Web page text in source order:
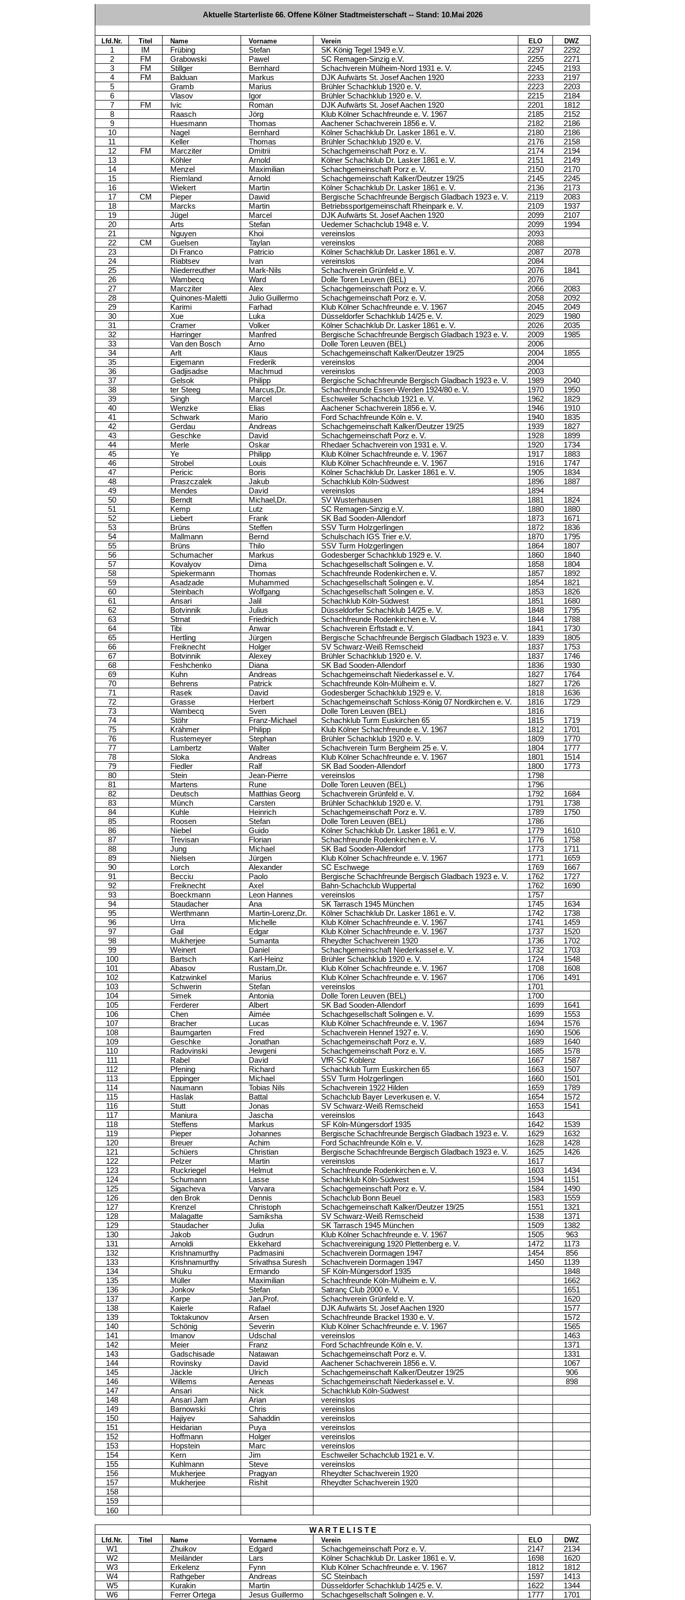
Aktuelle Starterliste 66. Offene Kölner Stadtmeisterschaft -- Stand: 10.Mai 2026
Lfd.Nr. Titel Name Vorname Verein ELO DWZ
1 IM Frübing Stefan SK König Tegel 1949 e.V. 2297
2292
2
FM Grabowski Pawel SC Remagen-Sinzig e.V. 2255
2271
3
FM Stillger Bernhard Schachverein Mülheim-Nord 1931 e. V. 2245
2193
4
FM Balduan Markus DJK Aufwärts St. Josef Aachen 1920 2233
2197
5
Gramb Marius Brühler Schachklub 1920 e. V. 2223
2203
6
Vlasov Igor Brühler Schachklub 1920 e. V. 2215
2184
7
FM Ivic Roman DJK Aufwärts St. Josef Aachen 1920 2201
1812
8
Raasch Jörg Klub Kölner Schachfreunde e. V. 1967 2185
2152
9
Huesmann Thomas Aachener Schachverein 1856 e. V. 2182
2186
10
Nagel Bernhard Kölner Schachklub Dr. Lasker 1861 e. V. 2180
2186
11
Keller Thomas Brühler Schachklub 1920 e. V. 2176
2158
12
FM Marcziter Dmitrii Schachgemeinschaft Porz e. V. 2174
2194
13
Köhler Arnold Kölner Schachklub Dr. Lasker 1861 e. V. 2151
2149
14
Menzel Maximilian Schachgemeinschaft Porz e. V. 2150
2170
15
Riemland Arnold Schachgemeinschaft Kalker/Deutzer 19/25 2145
2245
16
Wiekert Martin Kölner Schachklub Dr. Lasker 1861 e. V. 2136
2173
17
CM Pieper Dawid Bergische Schachfreunde Bergisch Gladbach 1923 e. V. 2119
2083
18
Marcks Martin Betriebssportgemeinschaft Rheinpark e. V. 2109
1937
19
Jügel Marcel DJK Aufwärts St. Josef Aachen 1920 2099
2107
20
Arts Stefan Uedemer Schachclub 1948 e. V. 2099
1994
21
Nguyen Khoi vereinslos
2093
22
CM Guelsen Taylan vereinslos
2088
23
Di Franco Patricio Kölner Schachklub Dr. Lasker 1861 e. V. 2087
2078
24
Riabtsev Ivan vereinslos
2084
25
Niederreuther Mark-Nils Schachverein Grünfeld e. V. 2076
1841
26
Wambecq Ward Dolle Toren Leuven (BEL)
2076
27
Marcziter Alex Schachgemeinschaft Porz e. V. 2066
2083
28
Quinones-Maletti Julio Guillermo Schachgemeinschaft Porz e. V. 2058
2092
29
Karimi Farhad Klub Kölner Schachfreunde e. V. 1967 2045
2049
30
Xue Luka Düsseldorfer Schachklub 14/25 e. V. 2029
1980
31
Cramer Volker Kölner Schachklub Dr. Lasker 1861 e. V. 2026
2035
32
Harringer Manfred Bergische Schachfreunde Bergisch Gladbach 1923 e. V. 2009
1985
33
Van den Bosch Arno Dolle Toren Leuven (BEL)
2006
34
Arlt Klaus Schachgemeinschaft Kalker/Deutzer 19/25 2004
1855
35
Eigemann Frederik vereinslos
2004
36
Gadjisadse Machmud vereinslos
2003
37
Gelsok Philipp Bergische Schachfreunde Bergisch Gladbach 1923 e. V. 1989
2040
38
ter Steeg Marcus,Dr. Schachfreunde Essen-Werden 1924/80 e. V. 1970
1950
39
Singh Marcel Eschweiler Schachclub 1921 e. V. 1962
1829
40
Wenzke Elias Aachener Schachverein 1856 e. V. 1946
1910
41
Schwark Mario Ford Schachfreunde Köln e. V. 1940
1835
42
Gerdau Andreas Schachgemeinschaft Kalker/Deutzer 19/25 1939
1827
43
Geschke David Schachgemeinschaft Porz e. V. 1928
1899
44
Merle Oskar Rhedaer Schachverein von 1931 e. V. 1920
1734
45
Ye Philipp Klub Kölner Schachfreunde e. V. 1967 1917
1883
46
Strobel Louis Klub Kölner Schachfreunde e. V. 1967 1916
1747
47
Pericic Boris Kölner Schachklub Dr. Lasker 1861 e. V. 1905
1834
48
Praszczalek Jakub Schachklub Köln-Südwest 1896
1887
49
Mendes David vereinslos
1894
50
Berndt Michael,Dr. SV Wusterhausen 1881
1824
51
Kemp Lutz SC Remagen-Sinzig e.V. 1880
1880
52
Liebert Frank SK Bad Sooden-Allendorf 1873
1671
53
Brüns Steffen SSV Turm Holzgerlingen 1872
1836
54
Mallmann Bernd Schulschach IGS Trier e.V. 1870
1795
55
Brüns Thilo SSV Turm Holzgerlingen 1864
1807
56
Schumacher Markus Godesberger Schachklub 1929 e. V. 1860
1840
57
Kovalyov Dima Schachgesellschaft Solingen e. V. 1858
1804
58
Spiekermann Thomas Schachfreunde Rodenkirchen e. V. 1857
1892
59
Asadzade Muhammed Schachgesellschaft Solingen e. V. 1854
1821
60
Steinbach Wolfgang Schachgesellschaft Solingen e. V. 1853
1826
61
Ansari Jalil Schachklub Köln-Südwest 1851
1680
62
Botvinnik Julius Düsseldorfer Schachklub 14/25 e. V. 1848
1795
63
Strnat Friedrich Schachfreunde Rodenkirchen e. V. 1844
1788
64
Tibi Anwar Schachverein Erftstadt e. V. 1841
1730
65
Hertling Jürgen Bergische Schachfreunde Bergisch Gladbach 1923 e. V. 1839
1805
66
Freiknecht Holger SV Schwarz-Weiß Remscheid 1837
1753
67
Botvinnik Alexey Brühler Schachklub 1920 e. V. 1837
1746
68
Feshchenko Diana SK Bad Sooden-Allendorf 1836
1930
69
Kuhn Andreas Schachgemeinschaft Niederkassel e. V. 1827
1764
70
Behrens Patrick Schachfreunde Köln-Mülheim e. V. 1827
1726
71
Rasek David Godesberger Schachklub 1929 e. V. 1818
1636
72
Grasse Herbert Schachgemeinschaft Schloss-König 07 Nordkirchen e. V. 1816
1729
73
Wambecq Sven Dolle Toren Leuven (BEL)
1816
74
Stöhr Franz-Michael Schachklub Turm Euskirchen 65 1815
1719
75
Krähmer Philipp Klub Kölner Schachfreunde e. V. 1967 1812
1701
76
Rustemeyer Stephan Brühler Schachklub 1920 e. V. 1809
1770
77
Lambertz Walter Schachverein Turm Bergheim 25 e. V. 1804
1777
78
Sloka Andreas Klub Kölner Schachfreunde e. V. 1967 1801
1514
79
Fiedler Ralf SK Bad Sooden-Allendorf 1800
1773
80
Stein Jean-Pierre vereinslos
1798
81
Martens Rune Dolle Toren Leuven (BEL)
1796
82
Deutsch Matthias Georg Schachverein Grünfeld e. V. 1792
1684
83
Münch Carsten Brühler Schachklub 1920 e. V. 1791
1738
84
Kuhle Heinrich Schachgemeinschaft Porz e. V. 1789
1750
85
Roosen Stefan Dolle Toren Leuven (BEL)
1786
86
Niebel Guido Kölner Schachklub Dr. Lasker 1861 e. V. 1779
1610
87
Trevisan Florian Schachfreunde Rodenkirchen e. V. 1776
1758
88
Jung Michael SK Bad Sooden-Allendorf 1773
1711
89
Nielsen Jürgen Klub Kölner Schachfreunde e. V. 1967 1771
1659
90
Lorch Alexander SC Eschwege 1769
1667
91
Becciu Paolo Bergische Schachfreunde Bergisch Gladbach 1923 e. V. 1762
1727
92
Freiknecht Axel Bahn-Schachclub Wuppertal 1762
1690
93
Boeckmann Leon Hannes vereinslos
1757
94
Staudacher Ana SK Tarrasch 1945 München 1745
1634
95
Werthmann Martin-Lorenz,Dr. Kölner Schachklub Dr. Lasker 1861 e. V. 1742
1738
96
Urra Michelle Klub Kölner Schachfreunde e. V. 1967 1741
1459
97
Gail Edgar Klub Kölner Schachfreunde e. V. 1967 1737
1520
98
Mukherjee Sumanta Rheydter Schachverein 1920 1736
1702
99
Weinert Daniel Schachgemeinschaft Niederkassel e. V. 1732
1703
100
Bartsch Karl-Heinz Brühler Schachklub 1920 e. V. 1724
1548
101
Abasov Rustam,Dr. Klub Kölner Schachfreunde e. V. 1967 1708
1608
102
Katzwinkel Marius Klub Kölner Schachfreunde e. V. 1967 1706
1491
103
Schwerin Stefan vereinslos
1701
104
Simek Antonia Dolle Toren Leuven (BEL)
1700
105
Ferderer Albert SK Bad Sooden-Allendorf 1699
1641
106
Chen Aimée Schachgesellschaft Solingen e. V. 1699
1553
107
Bracher Lucas Klub Kölner Schachfreunde e. V. 1967 1694
1576
108
Baumgarten Fred Schachverein Hennef 1927 e. V. 1690
1506
109
Geschke Jonathan Schachgemeinschaft Porz e. V. 1689
1640
110
Radovinski Jewgeni Schachgemeinschaft Porz e. V. 1685
1578
111
Rabel David VfR-SC Koblenz 1667
1587
112
Pfening Richard Schachklub Turm Euskirchen 65 1663
1507
113
Eppinger Michael SSV Turm Holzgerlingen 1660
1501
114
Naumann Tobias Nils Schachverein 1922 Hilden 1659
1789
115
Haslak Battal Schachclub Bayer Leverkusen e. V. 1654
1572
116
Stutt Jonas SV Schwarz-Weiß Remscheid 1653
1541
117
Maniura Jascha vereinslos
1643
118
Steffens Markus SF Köln-Müngersdorf 1935 1642
1539
119
Pieper Johannes Bergische Schachfreunde Bergisch Gladbach 1923 e. V. 1629
1632
120
Breuer Achim Ford Schachfreunde Köln e. V. 1628
1428
121
Schüers Christian Bergische Schachfreunde Bergisch Gladbach 1923 e. V. 1625
1426
122
Pelzer Martin vereinslos
1617
123
Ruckriegel Helmut Schachfreunde Rodenkirchen e. V. 1603
1434
124
Schumann Lasse Schachklub Köln-Südwest 1594
1151
125
Sigacheva Varvara Schachgemeinschaft Porz e. V. 1584
1490
126
den Brok Dennis Schachclub Bonn Beuel 1583
1559
127
Krenzel Christoph Schachgemeinschaft Kalker/Deutzer 19/25 1551
1321
128
Malagatte Samiksha SV Schwarz-Weiß Remscheid 1538
1371
129
Staudacher Julia SK Tarrasch 1945 München 1509
1382
130
Jakob Gudrun Klub Kölner Schachfreunde e. V. 1967 1505
963
131
Arnoldi Ekkehard Schachvereinigung 1920 Plettenberg e. V. 1472
1173
132
Krishnamurthy Padmasini Schachverein Dormagen 1947 1454
856
133
Krishnamurthy Srivathsa Suresh Schachverein Dormagen 1947 1450
1139
134
Shuku Ermando SF Köln-Müngersdorf 1935
1848
135
Müller Maximilian Schachfreunde Köln-Mülheim e. V.
1662
136
Jonkov Stefan Satranç Club 2000 e. V.
1651
137
Karpe Jan,Prof. Schachverein Grünfeld e. V.
1620
138
Kaierle Rafael DJK Aufwärts St. Josef Aachen 1920
1577
139
Toktakunov Arsen Schachfreunde Brackel 1930 e. V.
1572
140
Schönig Severin Klub Kölner Schachfreunde e. V. 1967
1565
141
Imanov Udschal vereinslos
1463
142
Meier Franz Ford Schachfreunde Köln e. V.
1371
143
Gadschisade Natawan Schachgemeinschaft Porz e. V.
1331
144
Rovinsky David Aachener Schachverein 1856 e. V.
1067
145
Jäckle Ulrich Schachgemeinschaft Kalker/Deutzer 19/25
906
146
Willems Aeneas Schachgemeinschaft Niederkassel e. V.
898
147
Ansari Nick
Schachklub Köln-Südwest
148
Ansari Jam Arian
vereinslos
149
Barnowski Chris
vereinslos
150
Hajiyev Sahaddin
vereinslos
151
Heidarian Puya
vereinslos
152
Hoffmann Holger
vereinslos
153
Hopstein Marc
vereinslos
154
Kern Jim
Eschweiler Schachclub 1921 e. V.
155
Kuhlmann Steve
vereinslos
156
Mukherjee Pragyan
Rheydter Schachverein 1920
157
Mukherjee Rishit
Rheydter Schachverein 1920
158
159
160
W A R T E L I S T E
Lfd.Nr. Titel Name Vorname Verein ELO DWZ
W1 Zhuikov Edgard Schachgemeinschaft Porz e. V. 2147
2134
W2
Meiländer Lars Kölner Schachklub Dr. Lasker 1861 e. V. 1698
1620
W3
Erkelenz Fynn Klub Kölner Schachfreunde e. V. 1967 1812
1812
W4
Rathgeber Andreas SC Steinbach 1597
1413
W5
Kurakin Martin Düsseldorfer Schachklub 14/25 e. V. 1622
1344
W6
Ferrer Ortega Jesus Guillermo Schachgesellschaft Solingen e. V. 1777 1701